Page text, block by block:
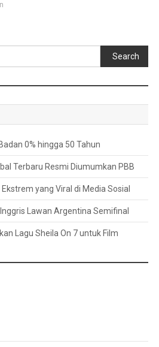
Search
0% hingga 50 Tahun
Terbaru Resmi Diumumkan PBB
yang Viral di Media Sosial
Lawan Argentina Semifinal
Lagu Sheila On 7 untuk Film